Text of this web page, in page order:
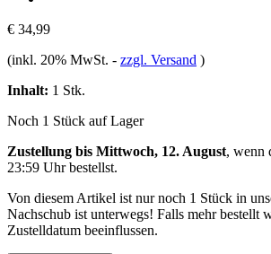
€ 34,99
(inkl. 20% MwSt. - zzgl. Versand )
Inhalt: 1 Stk.
Noch 1 Stück auf Lager
Zustellung bis Mittwoch, 12. August, wenn
23:59 Uhrbestellst.
Von diesem Artikel ist nur noch 1 Stück in
Nachschub ist unterwegs! Falls mehr bestellt
Zustelldatum beeinflussen.